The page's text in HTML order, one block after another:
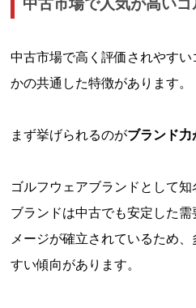
中古市場で人気が高い
中古市場で高く評価されやす
かの共通した特徴があります。
まず挙げられるのがブランド力
ゴルフウェアブランドとして
ブランドは中古でも安定した
メージが確立されているため
すい傾向があります。